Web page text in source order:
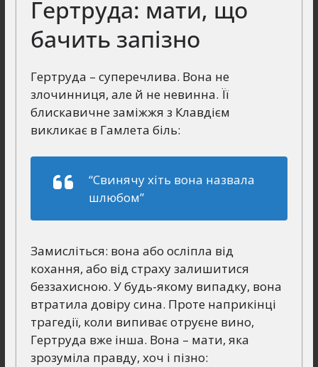
Гертруда: мати, що
бачить запізно
Гертруда – суперечлива. Вона не
злочинниця, але й не невинна. Її
блискавичне заміжжя з Клавдієм
викликає в Гамлета біль:
“Свинячу хіть вона назвала
шлюбом”
Замисліться: вона або осліпла від
кохання, або від страху залишитися
беззахисною. У будь-якому випадку, вона
втратила довіру сина. Проте наприкінці
трагедії, коли випиває отруєне вино,
Гертруда вже інша. Вона – мати, яка
зрозуміла правду, хоч і пізно: